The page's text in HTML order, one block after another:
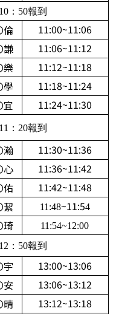
：50報到
倫
11:00~11:06
謙
11:06~11:12
樂
11:12~11:18
學
11:18~11:24
宜 11:24~11:30
：20報到
瀚
11:30~11:36
心
11:36~11:42
佑
11:42~11:48
絜 11:48~11:54
琦
11:54~12:00
：50報到
宇
13:00~13:06
安
13:06~13:12
晴
13:12~13:18